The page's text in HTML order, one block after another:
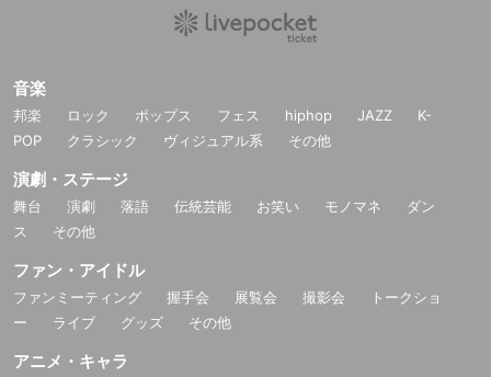
音楽
邦楽 ロック ポップス フェス hiphop JAZZ
K-
POP
クラシック ヴィジュアル系 その他
演劇・ステージ
舞台 演劇 落語 伝統芸能 お笑い モノマネ
ダン
ス
その他
ファン・アイドル
ファンミーティング 握手会 展覧会 撮影会
トークショ
ー
ライブ グッズ その他
アニメ・キャラ